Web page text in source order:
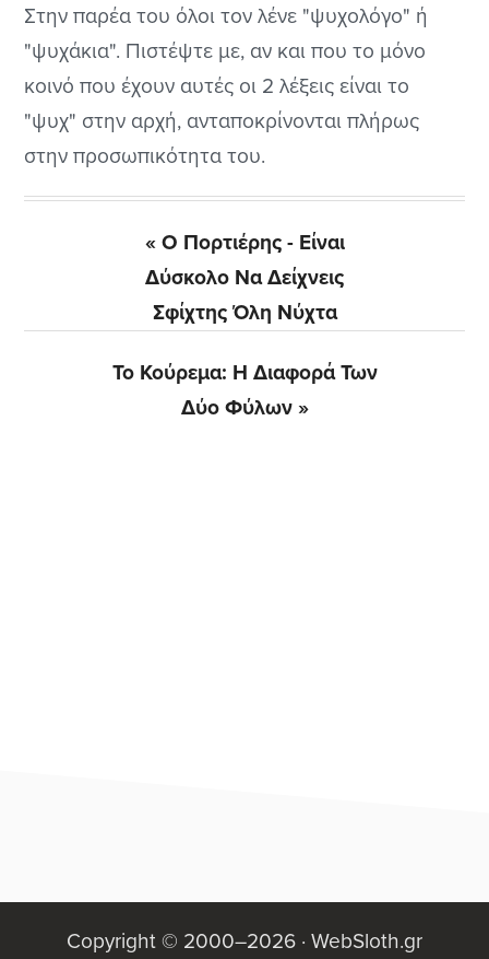
Στην παρέα του όλοι τον λένε "ψυχολόγο" ή
"ψυχάκια". Πιστέψτε με, αν και που το μόνο
κοινό που έχουν αυτές οι 2 λέξεις είναι το
"ψυχ" στην αρχή, ανταποκρίνονται πλήρως
στην προσωπικότητα του.
Previous
Post:
« Ο Πορτιέρης - Είναι
Δύσκολο Να Δείχνεις
Σφίχτης Όλη Νύχτα
Next
Το Κούρεμα: Η Διαφορά Των
Δύο Φύλων »
Footer
Copyright © 2000–2026 · WebSloth.gr